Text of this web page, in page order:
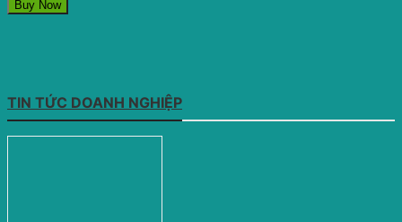
Buy Now
TIN TỨC DOANH NGHIỆP